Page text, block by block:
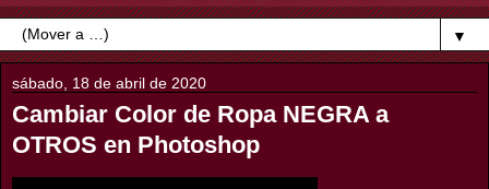
▼
sábado, 18 de abril de 2020
Cambiar Color de Ropa NEGRA a
OTROS en Photoshop